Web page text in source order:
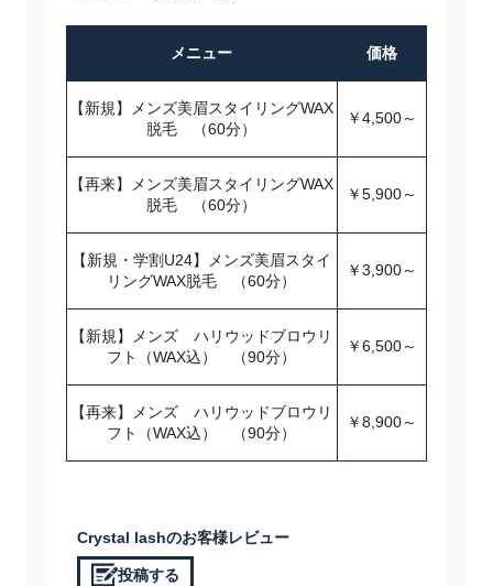
メニュー 価格
【新規】メンズ美眉スタイリングWAX
脱毛 （60分）
￥4,500～
【再来】メンズ美眉スタイリングWAX
脱毛 （60分）
￥5,900～
【新規・学割U24】メンズ美眉スタイ
リングWAX脱毛 （60分）
￥3,900～
【新規】メンズ ハリウッドブロウリ
フト（WAX込） （90分）
￥6,500～
【再来】メンズ ハリウッドブロウリ
フト（WAX込） （90分）
￥8,900～
Crystal lashのお客様レビュー
投稿する